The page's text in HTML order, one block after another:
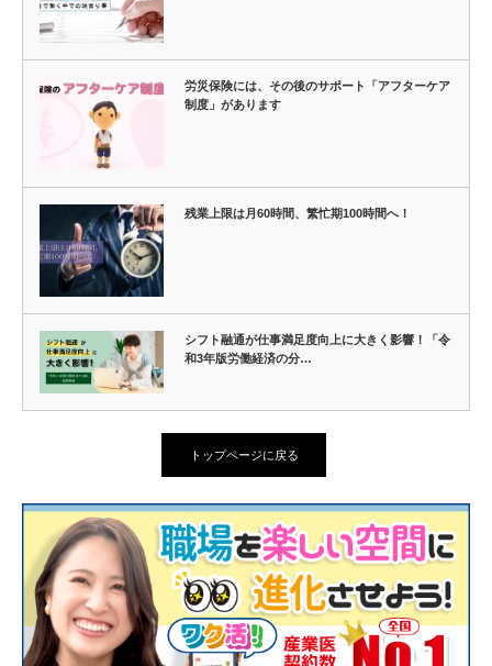
労災保険には、その後のサポート「アフターケア
制度」があります
残業上限は月60時間、繁忙期100時間へ！
シフト融通が仕事満足度向上に大きく影響！「令
和3年版労働経済の分…
トップページに戻る